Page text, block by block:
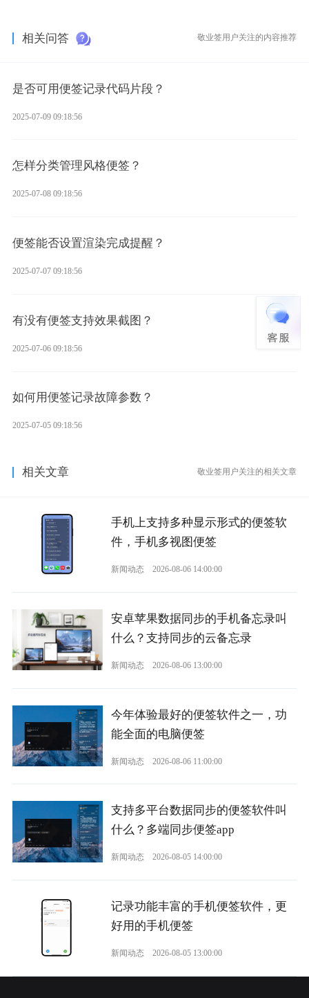
相关问答 敬业签用户关注的内容推荐
是否可用便签记录代码片段？
2025-07-09 09:18:56
怎样分类管理风格便签？
2025-07-08 09:18:56
便签能否设置渲染完成提醒？
2025-07-07 09:18:56
有没有便签支持效果截图？
2025-07-06 09:18:56
如何用便签记录故障参数？
2025-07-05 09:18:56
相关文章 敬业签用户关注的相关文章
手机上支持多种显示形式的便签软
件，手机多视图便签
新闻动态 2026-08-06 14:00:00
安卓苹果数据同步的手机备忘录叫
什么？支持同步的云备忘录
新闻动态 2026-08-06 13:00:00
今年体验最好的便签软件之一，功
能全面的电脑便签
新闻动态 2026-08-06 11:00:00
支持多平台数据同步的便签软件叫
什么？多端同步便签app
新闻动态 2026-08-05 14:00:00
记录功能丰富的手机便签软件，更
好用的手机便签
新闻动态 2026-08-05 13:00:00